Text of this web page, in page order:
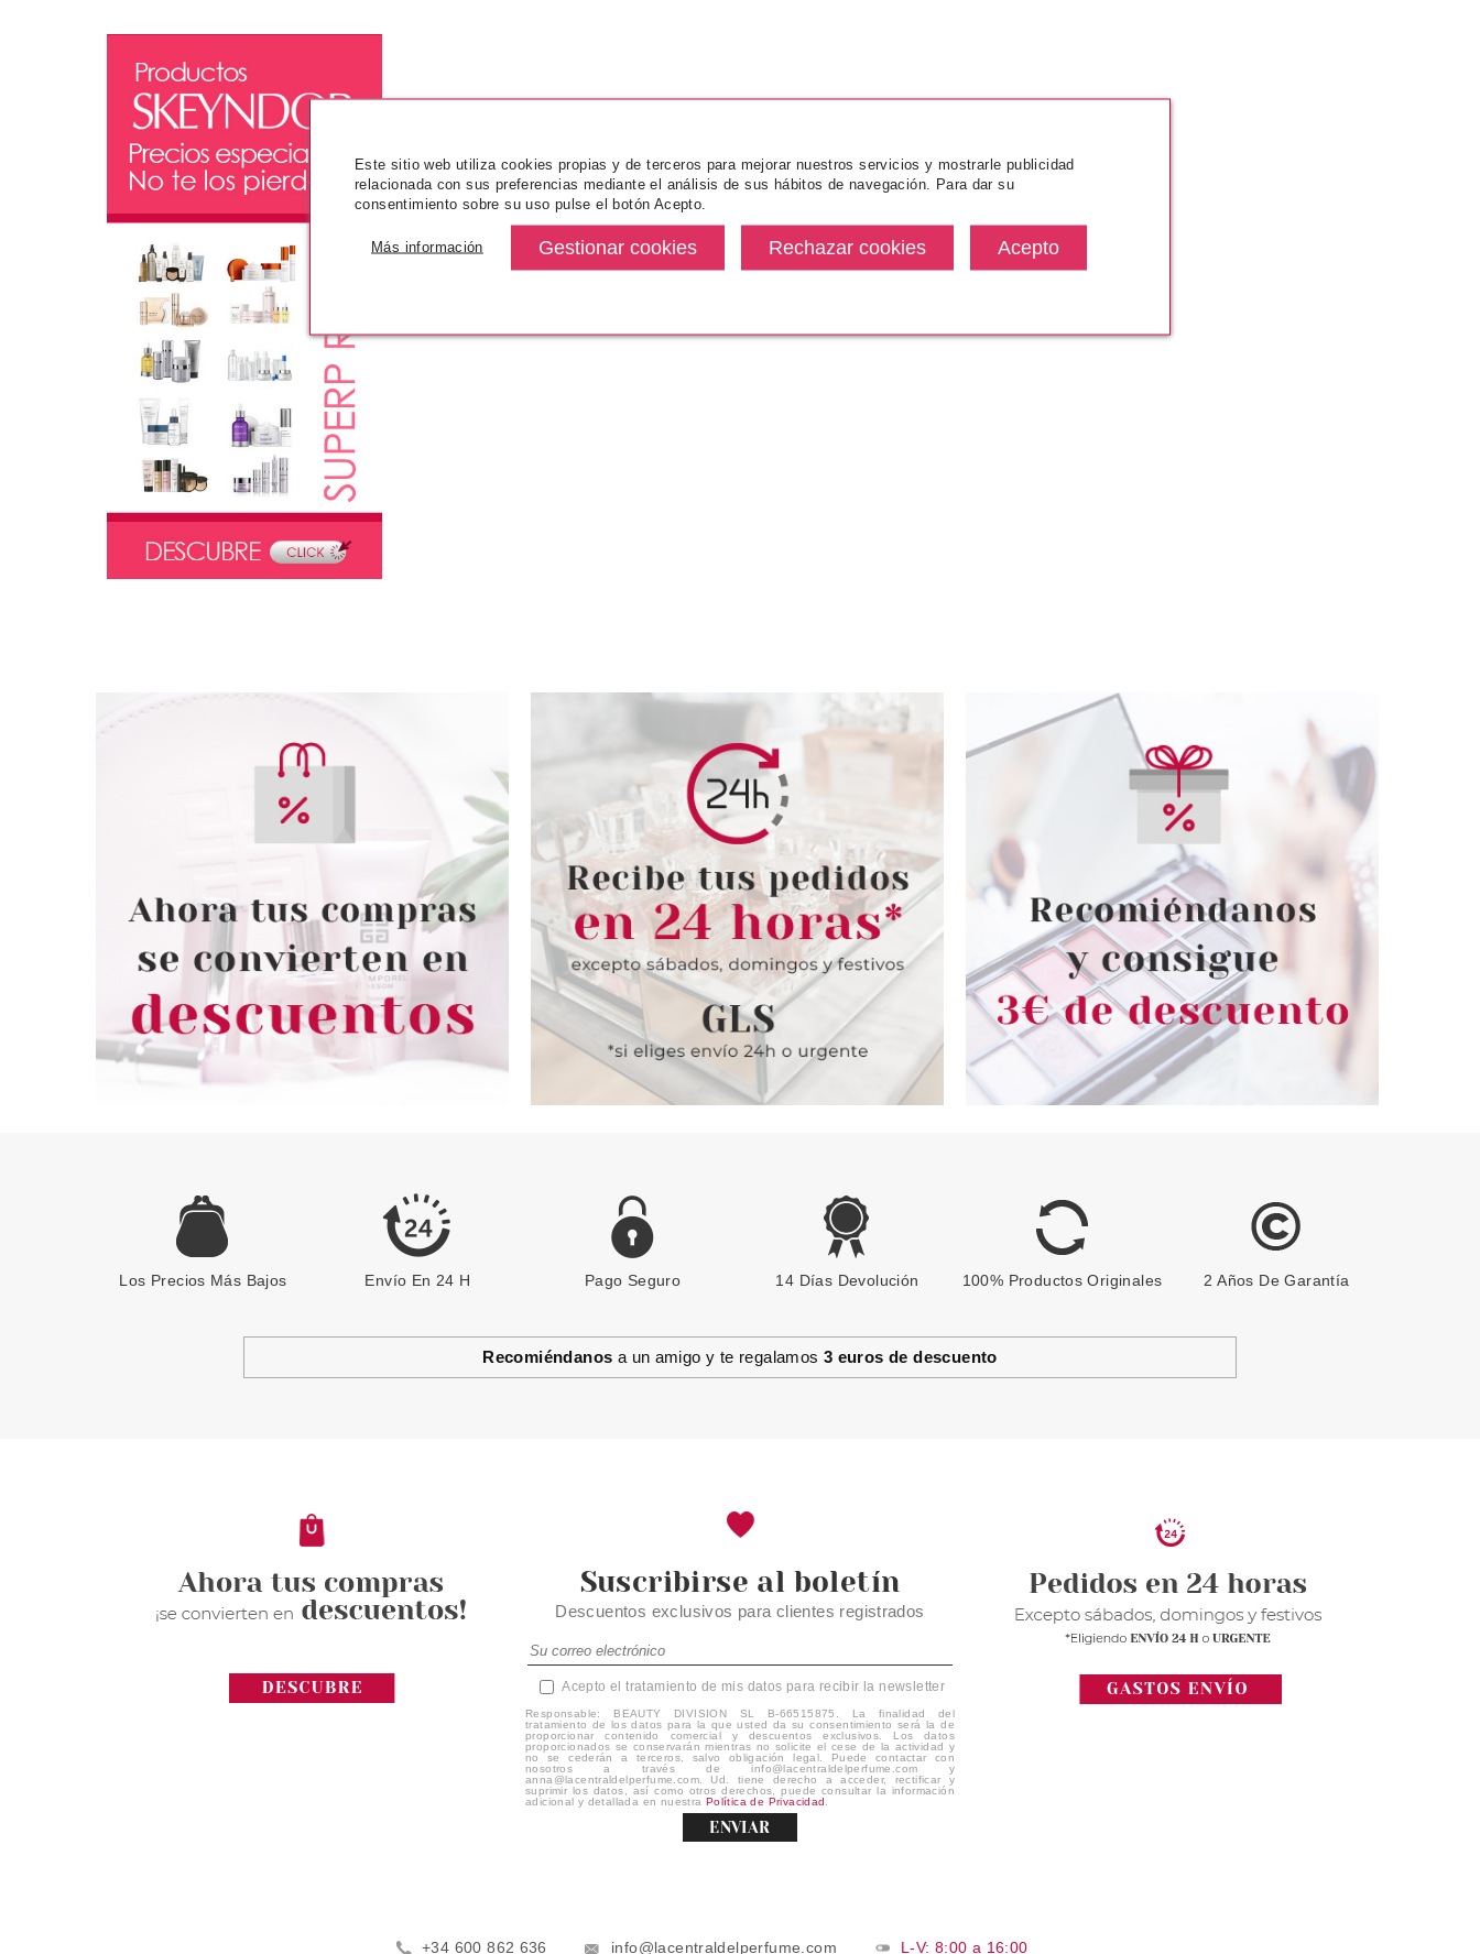
Los Precios Más Bajos Envío En 24 H Pago Seguro 14 Días Devolución 100% Productos Originales 2 Años De Garantía
Recomiéndanos a un amigo y te regalamos 3 euros de descuento
Suscribirse al boletín
Descuentos exclusivos para clientes registrados
Acepto el tratamiento de mis datos para recibir la newsletter
Responsable: BEAUTY DIVISION SL B-66515875. La finalidad del
tratamiento de los datos para la que usted da su consentimiento será la de
proporcionar contenido comercial y descuentos exclusivos. Los datos
proporcionados se conservarán mientras no solicite el cese de la actividad y
no se cederán a terceros, salvo obligación legal. Puede contactar con
nosotros a través de info@lacentraldelperfume.com y
anna@lacentraldelperfume.com. Ud. tiene derecho a acceder, rectificar y
suprimir los datos, así como otros derechos, puede consultar la información
adicional y detallada en nuestra Política de Privacidad
ENVIAR
+34 600 862 636 info@lacentraldelperfume.com L-V: 8:00 a 16:00
Este sitio web utiliza cookies propias y de terceros para mejorar nuestros servicios y mostrarle publicidad
relacionada con sus preferencias mediante el análisis de sus hábitos de navegación. Para dar su
consentimiento sobre su uso pulse el botón Acepto.
Más información